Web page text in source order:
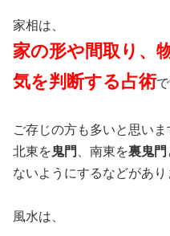
家相は、
家の形や間取り、
気を判断する占術で
ご存じの方も多いと思いま
北東を鬼門 、南東を裏鬼門
ないようにするなどがあり
風水は、